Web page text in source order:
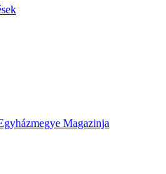
Magazinja